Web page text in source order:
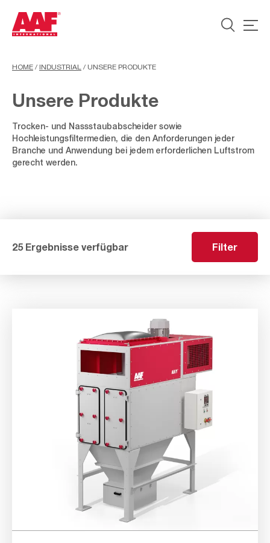
HOME / INDUSTRIAL / UNSERE PRODUKTE
Unsere Produkte
Trocken- und Nassstaubabscheider sowie
Hochleistungsfiltermedien, die den Anforderungen jeder
Branche und Anwendung bei jedem erforderlichen Luftstrom
gerecht werden.
25 Ergebnisse verfügbar Filter